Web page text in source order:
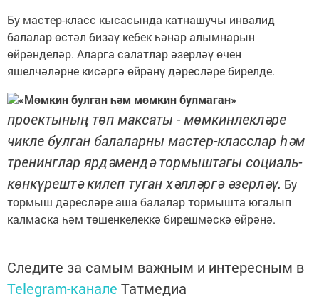
Бу мастер-класс кысасында катнашучы инвалид
балалар өстәл бизәү кебек һәнәр алымнарын
өйрәнделәр. Аларга салатлар әзерләү өчен
яшелчәләрне кисәргә өйрәнү дәресләре бирелде.
«Мөмкин булган һәм мөмкин булмаган»
проектының төп максаты - мөмкинлекләре
чикле булган балаларны мастер-класслар һәм
тренинглар ярдәмендә тормыштагы социаль-
көнкүрештә килеп туган хәлләргә әзерләү. Бу
тормыш дәресләре аша балалар тормышта югалып
калмаска һәм төшенкелеккә бирешмәскә өйрәнә.
Следите за самым важным и интересным в
Telegram-канале Татмедиа